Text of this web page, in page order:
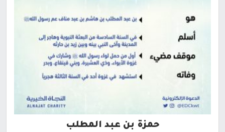
حمزة بن عبد المطلب